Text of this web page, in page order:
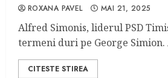
ROXANA PAVEL MAI 21, 2025
Alfred Simonis, liderul PSD
termeni duri pe George Simion.
CITESTE STIREA